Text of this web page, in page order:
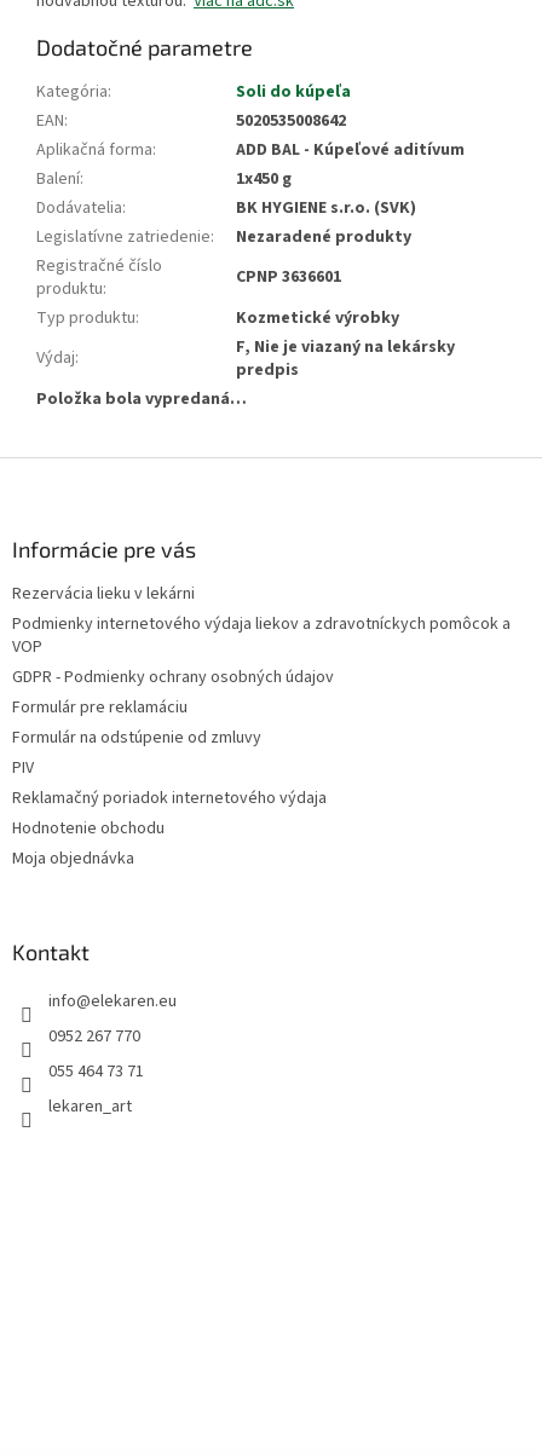
Dodatočné parametre
Kategória:
Soli do kúpeľa
EAN:
5020535008642
Aplikačná forma:
ADD BAL - Kúpeľové aditívum
Balení:
1x450 g
Dodávatelia:
BK HYGIENE s.r.o. (SVK)
Legislatívne zatriedenie:
Nezaradené produkty
Registračné číslo
produktu:
CPNP 3636601
Typ produktu:
Kozmetické výrobky
Výdaj:
F, Nie je viazaný na lekársky
predpis
Položka bola vypredaná…
Informácie pre vás
Rezervácia lieku v lekárni
Podmienky internetového výdaja liekov a zdravotníckych pomôcok a
VOP
GDPR - Podmienky ochrany osobných údajov
Formulár pre reklamáciu
Formulár na odstúpenie od zmluvy
PIV
Reklamačný poriadok internetového výdaja
Hodnotenie obchodu
Moja objednávka
Kontakt
info@elekaren.eu
0952 267 770
055 464 73 71
lekaren_art